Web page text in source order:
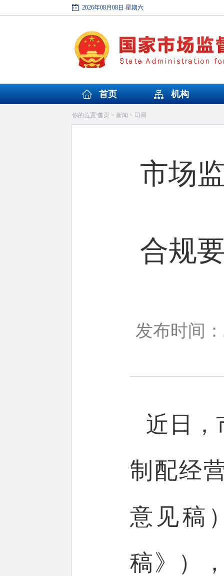
2026年08月08日 星期六
首页 机构
你的位置:首页> 新闻 > 司局
市场
合规
发布时间
近日，
制配经
意见稿
稿》）